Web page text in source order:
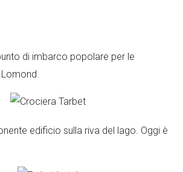
di imbarco popolare per le
edificio sulla riva del lago. Oggi è